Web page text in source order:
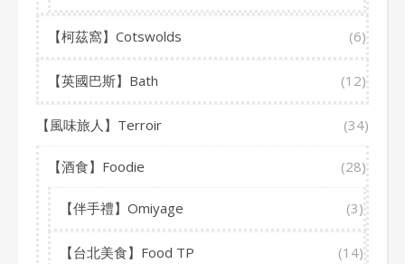
【柯茲窩】Cotswolds (6)
【英國巴斯】Bath (12)
【風味旅人】Terroir (34)
【酒食】Foodie (28)
【伴手禮】Omiyage (3)
【台北美食】Food TP (14)